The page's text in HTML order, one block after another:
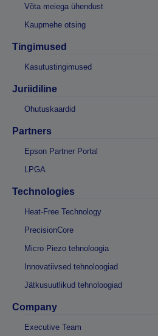
Võta meiega ühendust
Kaupmehe otsing
Tingimused
Kasutustingimused
Juriidiline
Ohutuskaardid
Partners
Epson Partner Portal
LPGA
Technologies
Heat-Free Technology
PrecisionCore
Micro Piezo tehnoloogia
Innovatiivsed tehnoloogiad
Jätkusuutlikud tehnoloogiad
Company
Executive Team